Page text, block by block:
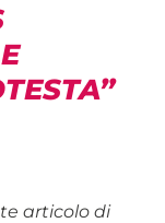
articolo di